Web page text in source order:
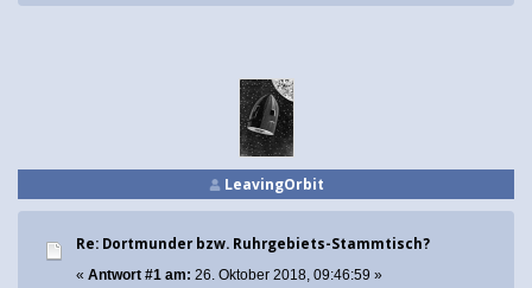
LeavingOrbit
Re: Dortmunder bzw. Ruhrgebiets-Stammtisch?
« Antwort #1 am: 26. Oktober 2018, 09:46:59 »